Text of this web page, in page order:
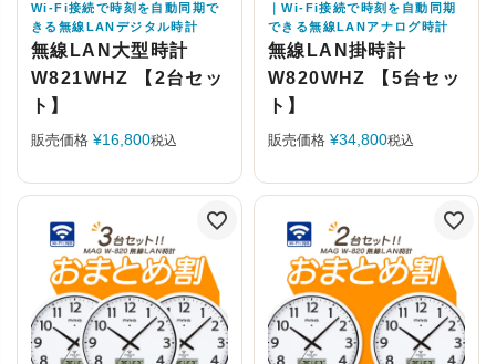
Wi-Fi接続で時刻を自動同期で
きる無線LANデジタル時計
無線LAN大型時計
W821WHZ 【2台セッ
ト】
販売価格 ¥16,800税込
｜Wi-Fi接続で時刻を自動同期
できる無線LANアナログ時計
無線LAN掛時計
W820WHZ 【5台セッ
ト】
販売価格 ¥34,800税込